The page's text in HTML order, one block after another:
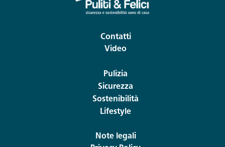
Contatti
Video
Pulizia
Sicurezza
Sostenibilità
Lifestyle
Note legali